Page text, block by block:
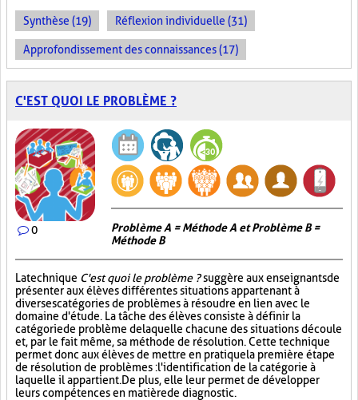
Synthèse (19) Réflexion individuelle (31)
Approfondissement des connaissances (17)
C'EST QUOI LE PROBLÈME ?
0
Problème A = Méthode A et Problème B =
Méthode B
La technique C'est quoi le problème ?suggère aux enseignants de
présenter aux élèves différentes situations appartenant à
diverses catégories de problèmes à résoudre en lien avec le
domaine d'étude. La tâche des élèves consiste à définir la
catégorie de problème de laquelle chacune des situations découle
et, par le fait même, sa méthode de résolution. Cette technique
permet donc aux élèves de mettre en pratique la première étape
de résolution de problèmes : l'identification de la catégorie à
laquelle il appartient. De plus, elle leur permet de développer
leurs compétences en matière de diagnostic.